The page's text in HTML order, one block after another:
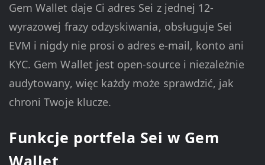
Gem Wallet daje Ci adres Sei z jednej 12-
wyrazowej frazy odzyskiwania, obsługuje Sei
EVM i nigdy nie prosi o adres e-mail, konto ani
KYC. Gem Wallet jest open-source i niezależnie
audytowany, więc każdy może sprawdzić, jak
chroni Twoje klucze.
Funkcje portfela Sei w Gem